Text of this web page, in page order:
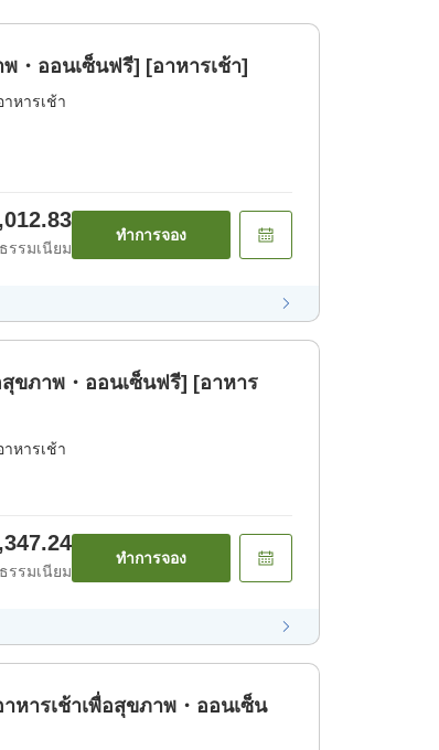
・ออนเซ็นฟรี] [อาหารเช้า]
าหารเช้า
รรมเนียม
ทำการจอง
ขภาพ・ออนเซ็นฟรี] [อาหาร
าหารเช้า
รรมเนียม
ทำการจอง
หารเช้าเพื่อสุขภาพ・ออนเซ็น